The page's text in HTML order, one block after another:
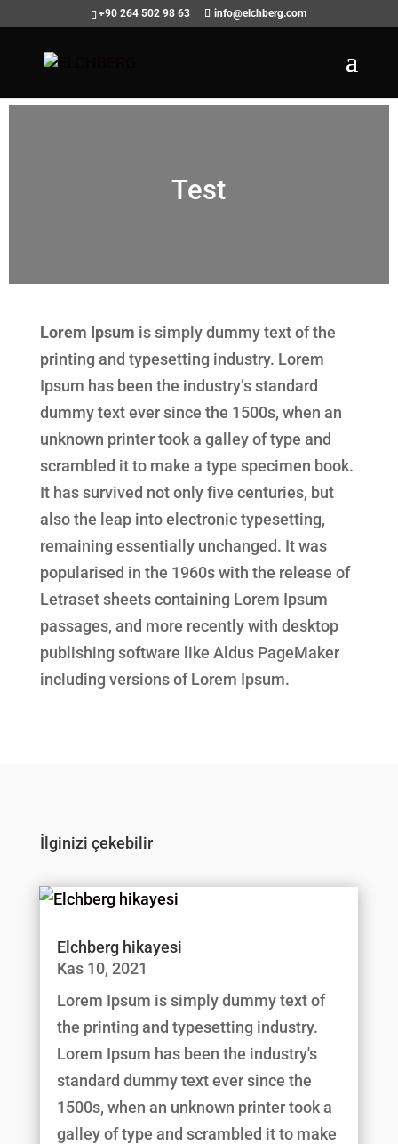
+90 264 502 98 63 info@elchberg.com
Test
Lorem Ipsum is simply dummy text of the
printing and typesetting industry. Lorem
Ipsum has been the industry’s standard
dummy text ever since the 1500s, when an
unknown printer took a galley of type and
scrambled it to make a type specimen book.
It has survived not only five centuries, but
also the leap into electronic typesetting,
remaining essentially unchanged. It was
popularised in the 1960s with the release of
Letraset sheets containing Lorem Ipsum
passages, and more recently with desktop
publishing software like Aldus PageMaker
including versions of Lorem Ipsum.
İlginizi çekebilir
Elchberg hikayesi
Kas 10, 2021
Lorem Ipsum is simply dummy text of
the printing and typesetting industry.
Lorem Ipsum has been the industry's
standard dummy text ever since the
1500s, when an unknown printer took a
galley of type and scrambled it to make